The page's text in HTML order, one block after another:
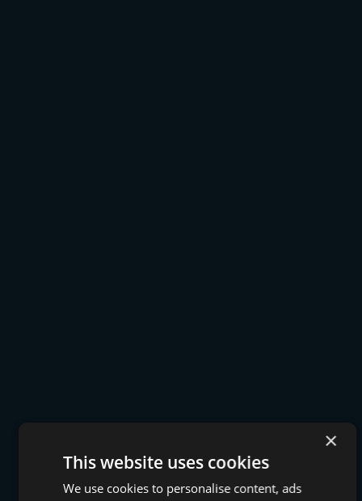
×
This website uses cookies
We use cookies to personalise content, ads